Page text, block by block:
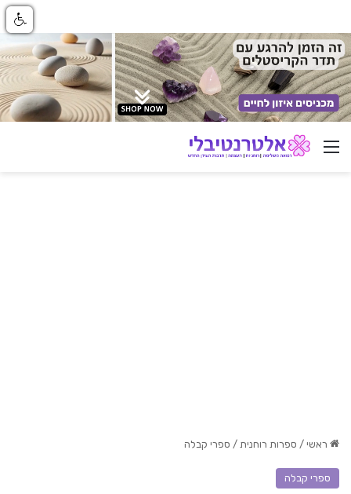
ניווט באתר
ראשי / ספרות רוחנית / ספרי קבלה
ספרי קבלה